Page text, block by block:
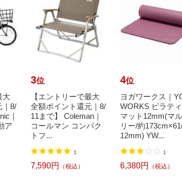
大
｜8/
｜
ア
3位
【エントリーで最大
全額ポイント還元｜8/
11まで】 Coleman｜
コールマン コンパク
トフ...
1
7,590円 （税込）
4位
ヨガワークス｜
WORKS ピラテ
マット12mm(マ
リー/約
12mm) YW...
1
6,380円 （税込）